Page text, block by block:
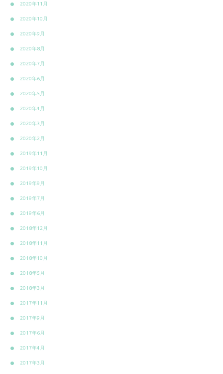
2020年11月
2020年10月
2020年9月
2020年8月
2020年7月
2020年6月
2020年5月
2020年4月
2020年3月
2020年2月
2019年11月
2019年10月
2019年9月
2019年7月
2019年6月
2018年12月
2018年11月
2018年10月
2018年5月
2018年3月
2017年11月
2017年9月
2017年6月
2017年4月
2017年3月